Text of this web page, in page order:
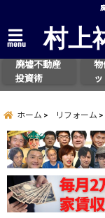
menu 村上
廃墟不動産
投資術
物
ッ
ホーム リフォーム